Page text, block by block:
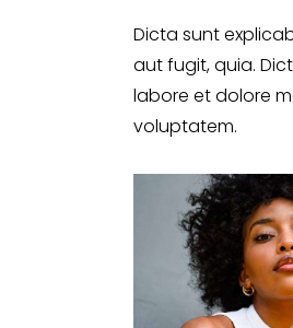
Dicta sunt
aut fugit, quia.
labore et dolore
voluptatem.